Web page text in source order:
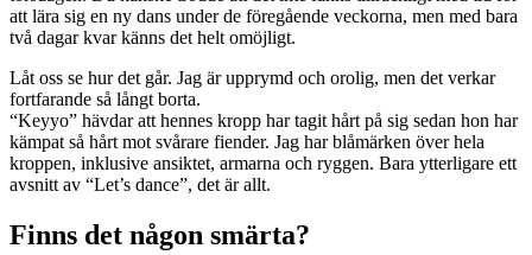
att lära sig en ny dans under de föregående veckorna, men med bara
två dagar kvar känns det helt omöjligt.
Låt oss se hur det går. Jag är upprymd och orolig, men det verkar
fortfarande så långt borta.
“Keyyo” hävdar att hennes kropp har tagit hårt på sig sedan hon har
kämpat så hårt mot svårare fiender. Jag har blåmärken över hela
kroppen, inklusive ansiktet, armarna och ryggen. Bara ytterligare ett
avsnitt av “Let’s dance”, det är allt.
Finns det någon smärta?